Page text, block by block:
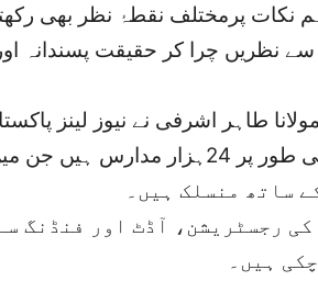
نکات پرمختلف نقطۂ نظر بھی
نظریں چرا کر حقیقت پسندانہ
طاہر اشرفی نے نیوز لینز
ہوئے کہا کہ پاکستان میں مجموعی طور پر 24ہزار
رجسٹریشن، آڈٹ اور فنڈنگ
ہیں۔